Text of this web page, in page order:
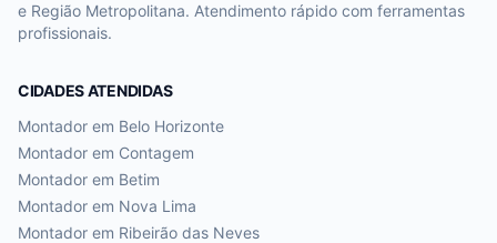
e Região Metropolitana. Atendimento rápido com ferramentas
profissionais.
CIDADES ATENDIDAS
Montador em Belo Horizonte
Montador em Contagem
Montador em Betim
Montador em Nova Lima
Montador em Ribeirão das Neves